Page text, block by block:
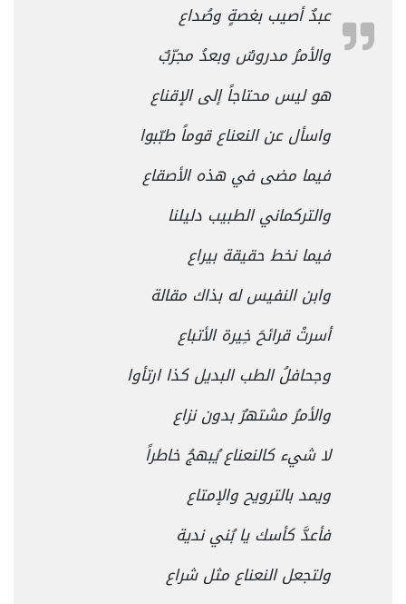
عبدٌ أصيب بغصةٍ وصُداع
والأمرُ مدروسٌ وبعدُ مجرّبٌ
هو ليس محتاجاً إلى الإقناع
واسأل عن النعناع قوماً طبّبوا
فيما مضى في هذه الأصقاع
والتركماني الطبيب دليلنا
فيما نخط حقيقة بيراع
وابن النفيس له بذاك مقالة
أسرتْ قرائحَ خِيرة الأتباع
وجحافلُ الطب البديل كذا ارتأوا
والأمرُ مشتهرٌ بدون نزاع
لا شيء كالنعناع يُبهجُ خاطراً
ويمد بالترويح والإمتاع
فأعدَّ كأسك يا بُني ندية
ولتجعل النعناع مثل شراع